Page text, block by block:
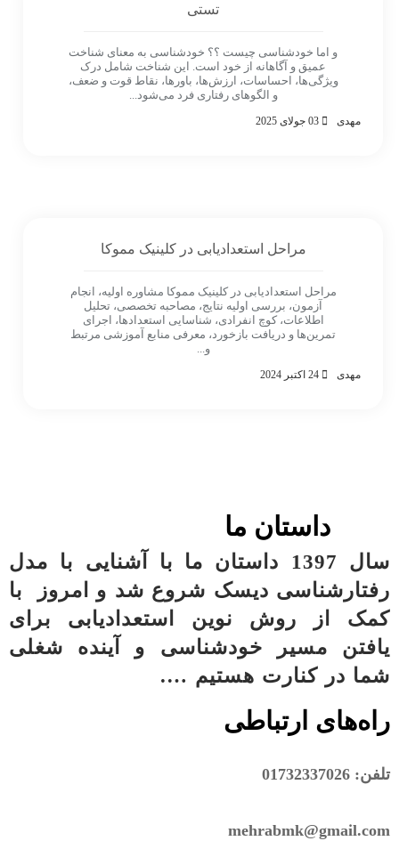
تستی
و اما خودشناسی چیست ؟؟ خودشناسی به معنای شناخت
عمیق و آگاهانه از خود است. این شناخت شامل درک
ویژگی‌ها، احساسات، ارزش‌ها، باورها، نقاط قوت و ضعف،
و الگوهای رفتاری فرد می‌شود...
مهدی
مراحل استعدادیابی در کلینیک مموکا
مراحل استعدادیابی در کلینیک مموکا مشاوره اولیه، انجام
آزمون، بررسی اولیه نتایج، مصاحبه تخصصی، تحلیل
اطلاعات، کوچ انفرادی، شناسایی استعدادها، اجرای
تمرین‌ها و دریافت بازخورد، معرفی منابع آموزشی مرتبط
و...
مهدی
داستان ما
سال 1397 داستان ما با آشنایی با مدل
رفتارشناسی دیسک شروع شد و امروز با
کمک از روش نوین استعدادیابی برای
یافتن مسیر خودشناسی و آینده شغلی
شما در کنارت هستیم ….
راه‌های ارتباطی
تلفن: 01732337026
mehrabmk@gmail.com